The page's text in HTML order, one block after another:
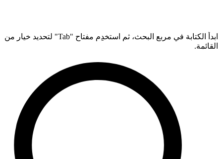
ابدأ الكتابة في مربع البحث، ثم استخدِم مفتاح "Tab" لتحديد خيار من
القائمة.